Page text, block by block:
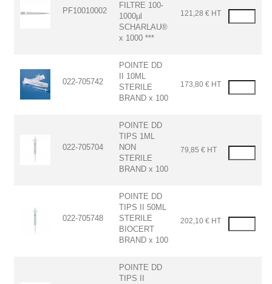
PF10010002
FILTRE 100-
1000µl
SCHARLAU®
x 1000 ***
121,28 € HT
022-705742
POINTE DD
II 10ML
STERILE
BRAND x 100
173,80 € HT
022-705704
POINTE DD
TIPS 1ML
NON
STERILE
BRAND x 100
79,85 € HT
022-705748
POINTE DD
TIPS II 50ML
STERILE
BIOCERT
BRAND x 100
202,10 € HT
POINTE DD
TIPS II